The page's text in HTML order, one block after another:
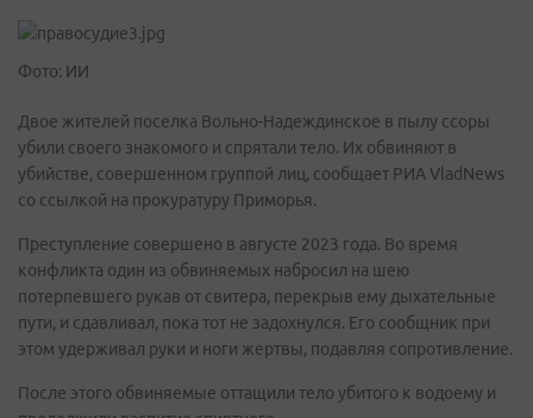
Фото: ИИ
Двое жителей поселка Вольно-Надеждинское в пылу ссоры
убили своего знакомого и спрятали тело. Их обвиняют в
убийстве, совершенном группой лиц, сообщает РИА VladNews
со ссылкой на прокуратуру Приморья.
Преступление совершено в августе 2023 года. Во время
конфликта один из обвиняемых набросил на шею
потерпевшего рукав от свитера, перекрыв ему дыхательные
пути, и сдавливал, пока тот не задохнулся. Его сообщник при
этом удерживал руки и ноги жертвы, подавляя сопротивление.
После этого обвиняемые оттащили тело убитого к водоему и